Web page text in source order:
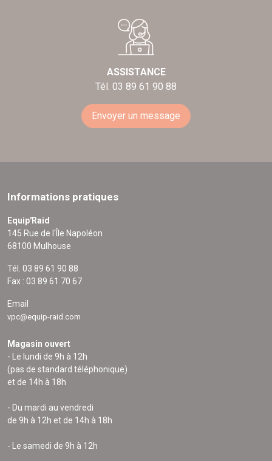
ASSISTANCE
Tél. 03 89 61 90 88
Envoyer un message
Informations pratiques
Equip'Raid
145 Rue de l'Île Napoléon
68100 Mulhouse
Tél. 03 89 61 90 88
Fax : 03 89 61 70 67
Email
vpc@equip-raid.com
Magasin ouvert
- Le lundi de 9h à 12h
(pas de standard téléphonique)
et de 14h à 18h
- Du mardi au vendredi
de 9h à 12h et de 14h à 18h
- Le samedi de 9h à 12h